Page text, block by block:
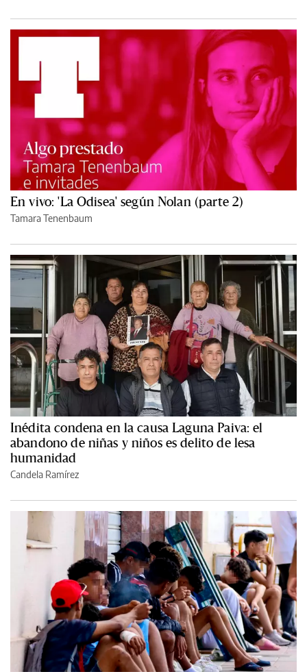
En vivo: 'La Odisea' según Nolan (parte 2)
Tamara Tenenbaum
Inédita condena en la causa Laguna Paiva: el
abandono de niñas y niños es delito de lesa
humanidad
Candela Ramírez